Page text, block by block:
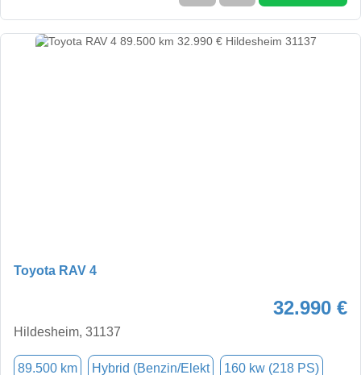
Toyota RAV 4
32.990 €
Hildesheim, 31137
89.500 km Hybrid (Benzin/Elekt 160 kw (218 PS)